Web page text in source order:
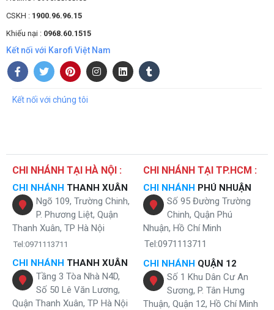
CSKH : 1900.96.96.15
Khiếu nại : 0968.60.1515
Kết nối với Karofi Việt Nam
Kết nối với chúng tôi
CHI NHÁNH TẠI HÀ NỘI :
CHI NHÁNH THANH XUÂN
Ngõ 109, Trường Chinh,
P. Phương Liệt, Quận
Thanh Xuân, TP Hà Nội
Tel:0971113711
CHI NHÁNH THANH XUÂN
Tầng 3 Tòa Nhà N4D,
Số 50 Lê Văn Lương,
Quận Thanh Xuân, TP Hà Nội
CHI NHÁNH TẠI TP.HCM :
CHI NHÁNH PHÚ NHUẬN
Số 95 Đường Trường
Chinh, Quận Phú
Nhuận, Hồ Chí Minh
Tel:0971113711
CHI NHÁNH QUẬN 12
Số 1 Khu Dân Cư An
Sương, P. Tân Hưng
Thuận, Quận 12, Hồ Chí Minh